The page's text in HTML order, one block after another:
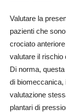
Valutare la
pazienti che
crociato
valutare il rischio
Di norma,
di biomeccanica,
valutazione
plantari di